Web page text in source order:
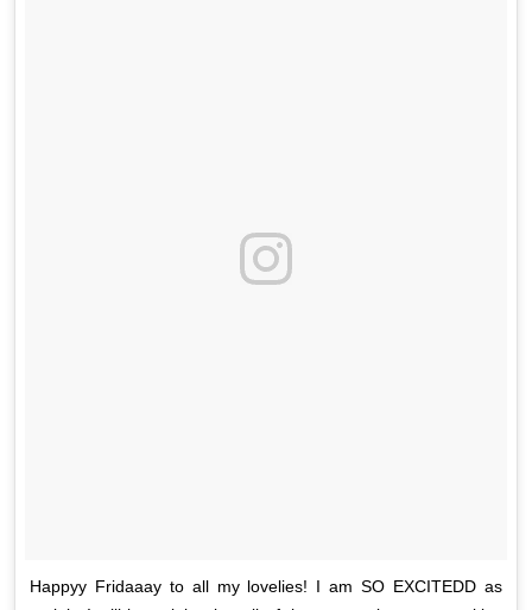
Happyy Fridaaay to all my lovelies! I am SO EXCITEDD as